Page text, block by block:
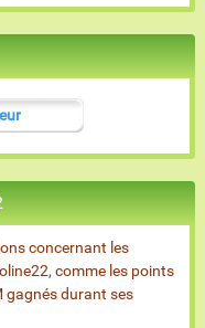
concernant les
comme les points
gagnés durant ses